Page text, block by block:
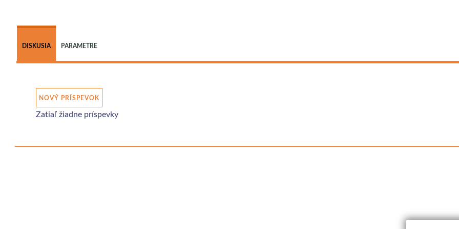
DISKUSIA PARAMETRE
NOVÝ PRÍSPEVOK
Zatiaľ žiadne príspevky